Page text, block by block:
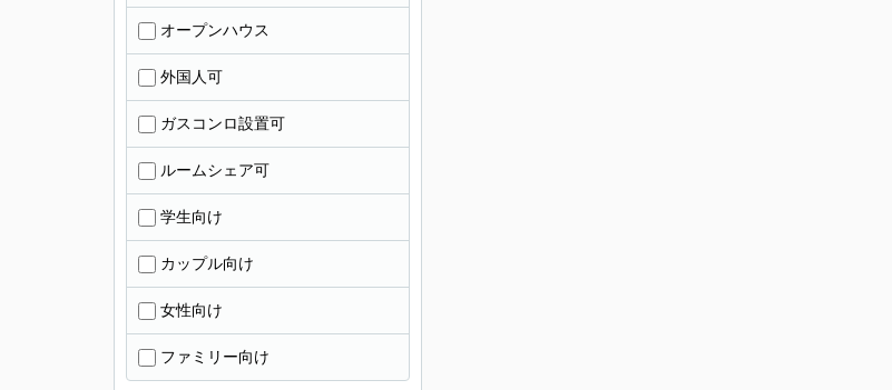
オープンハウス
外国人可
ガスコンロ設置可
ルームシェア可
学生向け
カップル向け
女性向け
ファミリー向け